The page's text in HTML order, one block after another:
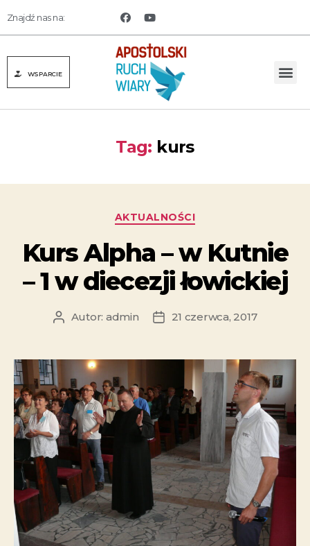
Znajdź nas na:
WSPARCIE
Tag: kurs
AKTUALNOŚCI
Kurs Alpha – w Kutnie
– 1 w diecezji łowickiej
Autor: admin 21 czerwca, 2017